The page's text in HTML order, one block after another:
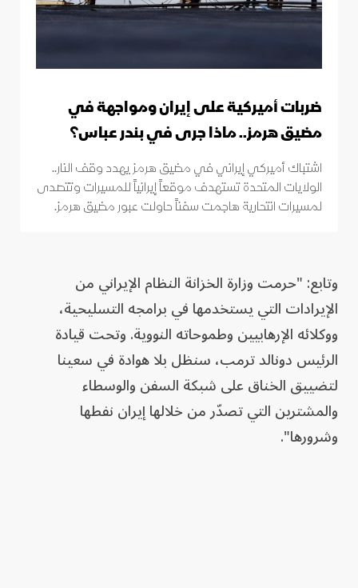
ضربات أميركية على إيران ومواجهة في
مضيق هرمز.. ماذا جرى في بندر عباس؟
اشتباك أميركي إيراني في مضيق هرمز يهدد وقف النار..
الولايات المتحدة تستهدف موقعاً إيرانياً للمسيرات وتتصدى
لمسيرات انتحارية هاجمت سفناً حاولت عبور مضيق هرمز.
وتابع: "حرمت وزارة الخزانة النظام الإيراني من
الإيرادات التي يستخدمها في برامجه التسليحية،
ووكلائه الإرهابيين وطموحاته النووية. وتحت قيادة
الرئيس دونالد ترمب، سنظل بلا هوادة في سعينا
لتضييق الخناق على شبكة السفن والوسطاء
والمشترين التي تصدّر من خلالها إيران نفطها
وشرورها".